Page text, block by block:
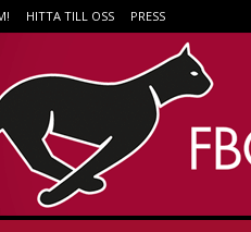
HITTA TILL OSS PRESS